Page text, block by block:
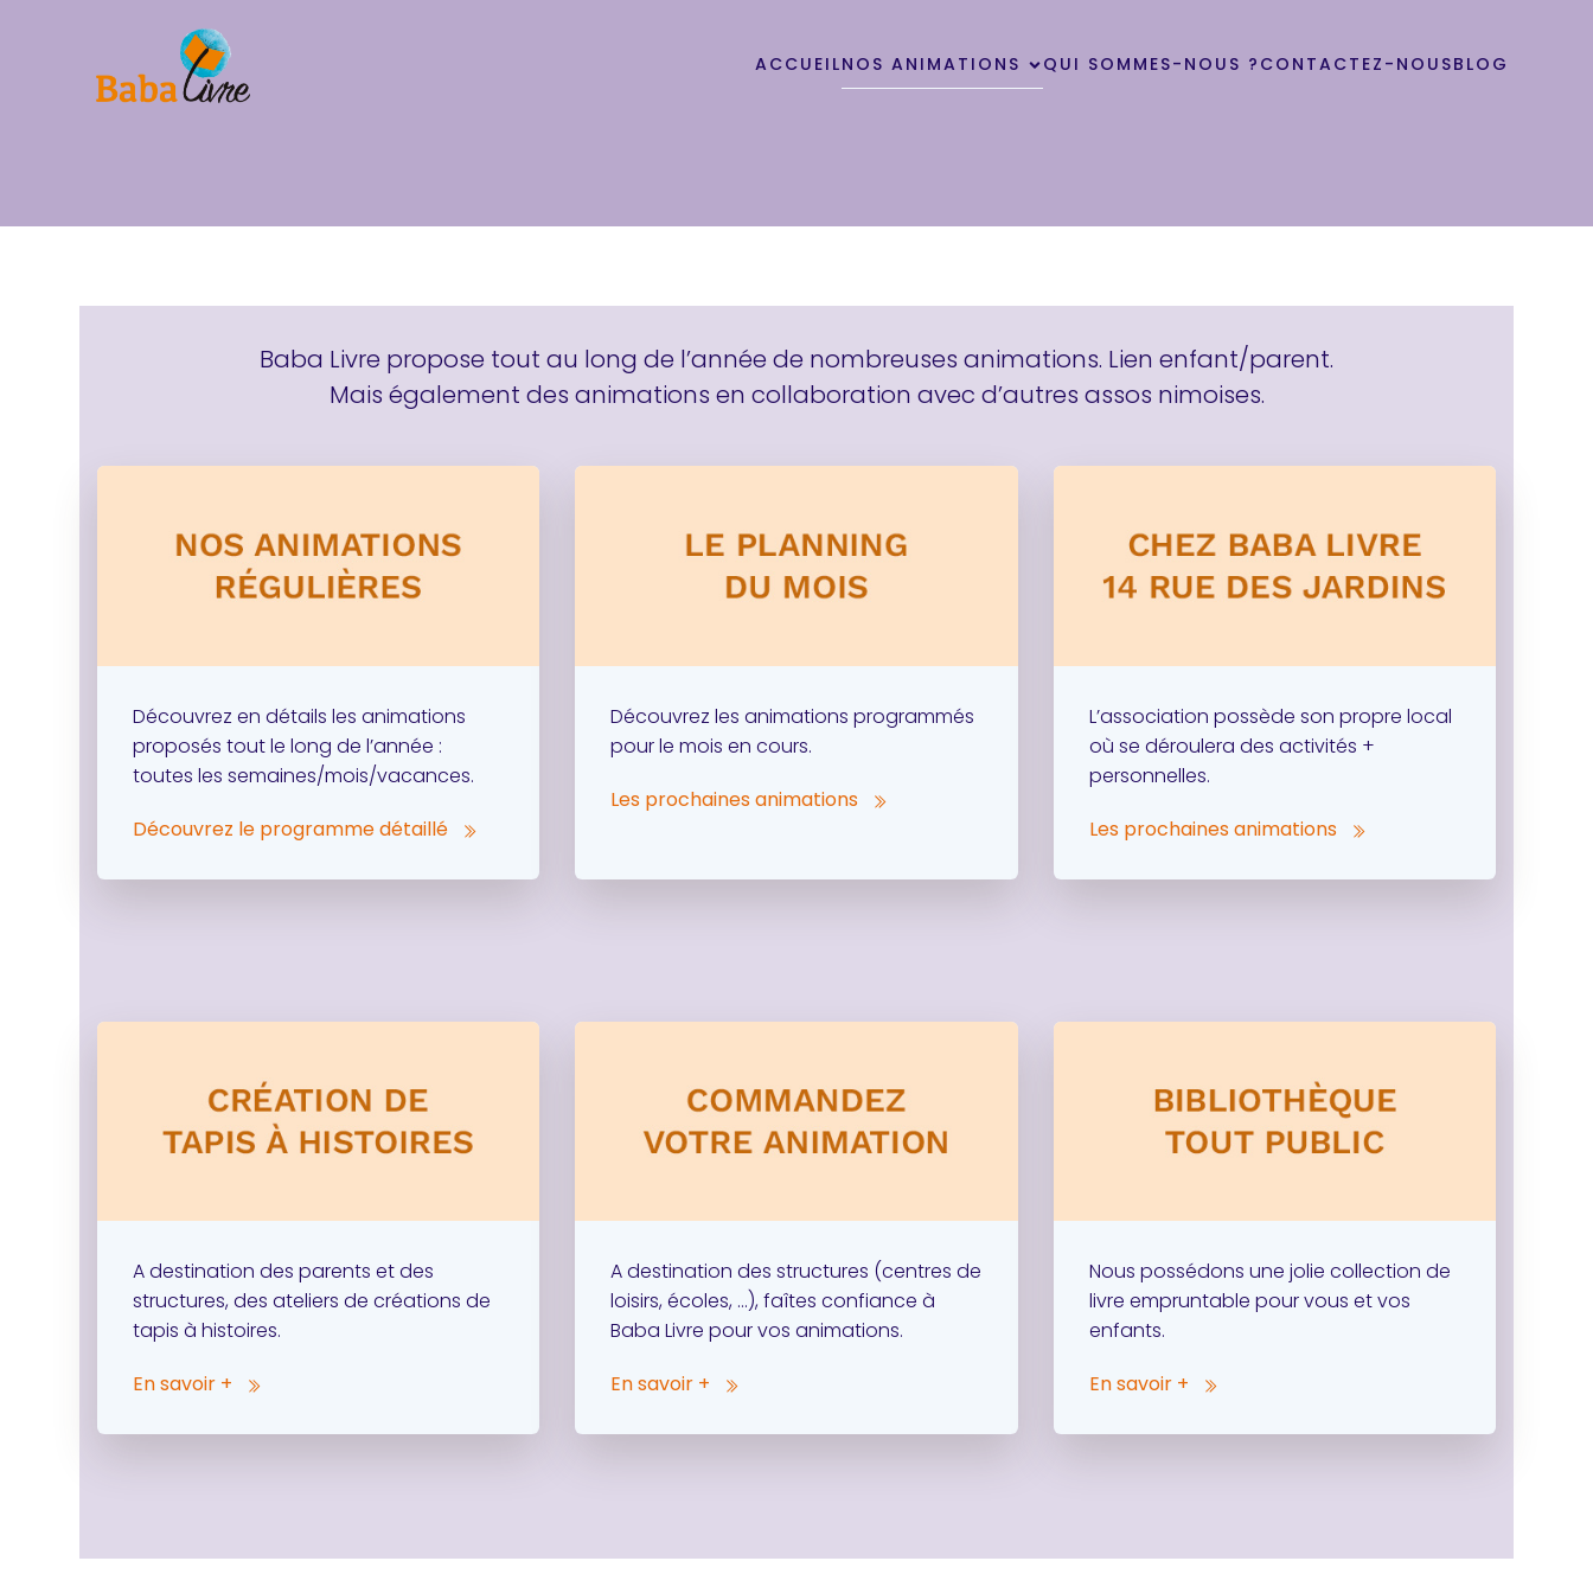
ACCUEILNOS ANIMATIONS QUI SOMMES-NOUS ? CONTACTEZ-NOUSBLOG
Baba Livre propose tout au long de l’année de nombreuses animations. Lien enfant/parent.
Mais également des animations en collaboration avec d’autres assos nimoises.
Découvrez en détails les animations
proposés tout le long de l’année :
toutes les semaines/mois/vacances.
Découvrez le programme détaillé
Découvrez les animations programmés
pour le mois en cours.
Les prochaines animations
L’association possède son propre local
où se déroulera des activités +
personnelles.
Les prochaines animations
A destination des parents et des
structures, des ateliers de créations de
tapis à histoires.
En savoir +
A destination des structures (centres de
loisirs, écoles, …), faîtes confiance à
Baba Livre pour vos animations.
En savoir +
Nous possédons une jolie collection de
livre empruntable pour vous et vos
enfants.
En savoir +